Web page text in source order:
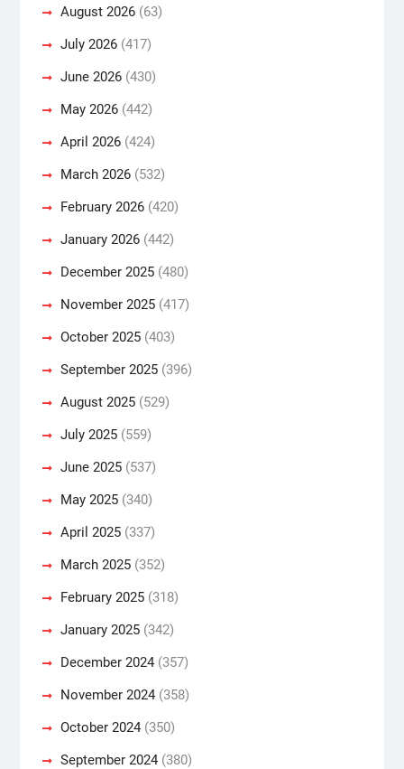
August 2026(63)
July 2026(417)
June 2026(430)
May 2026(442)
April 2026(424)
March 2026(532)
February 2026(420)
January 2026(442)
December 2025(480)
November 2025(417)
October 2025(403)
September 2025(396)
August 2025(529)
July 2025(559)
June 2025(537)
May 2025(340)
April 2025(337)
March 2025(352)
February 2025(318)
January 2025(342)
December 2024(357)
November 2024(358)
October 2024(350)
September 2024(380)